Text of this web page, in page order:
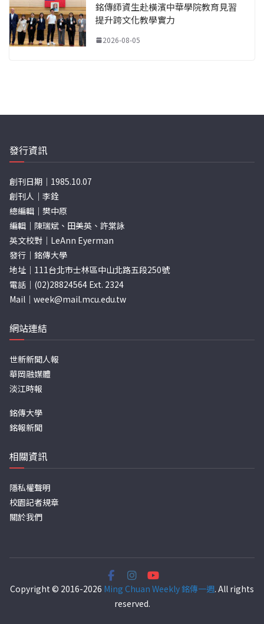
銘傳師資生赴橫濱中華學院教育見習
提升跨文化教學實力
2026-08-05
發行資訊
創刊日期｜1985.10.07
創刊人｜李銓
總編輯｜樊中原
編輯｜陳瑞斌、田美英、許棠詠
英文校對｜LeAnn Eyerman
發行｜銘傳大學
地址｜111台北市士林區中山北路五段250號
電話｜(02)28824564 Ext. 2324
Mail｜ week@mail.mcu.edu.tw
網站連結
世新新聞人報
華岡融媒體
淡江時報
銘傳大學
銘報新聞
相關資訊
隱私權聲明
校園記者規章
關於我們
Copyright © 2016-2026 Ming Chuan Weekly 銘傳一週. All rights
reserved.